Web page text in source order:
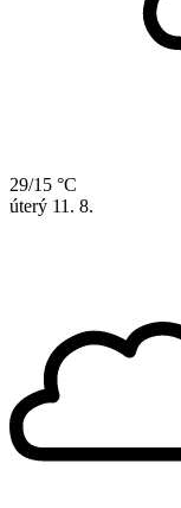
29/15 °C
úterý 11. 8.